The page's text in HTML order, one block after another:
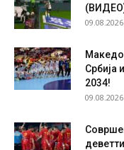
Србија
2034!